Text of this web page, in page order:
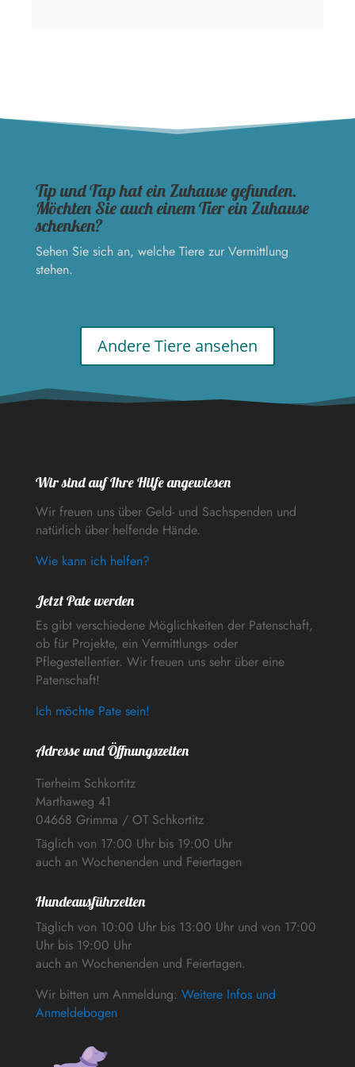
Tip und Tap hat ein Zuhause gefunden.
Möchten Sie auch einem Tier ein Zuhause
schenken?
Sehen Sie sich an, welche Tiere zur Vermittlung
stehen.
Andere Tiere ansehen
Wir sind auf Ihre Hilfe angewiesen
Wir freuen uns über Geld- und Sachspenden und
natürlich über helfende Hände.
Wie kann ich helfen?
Jetzt Pate werden
Es gibt verschiedene Möglichkeiten der Patenschaft,
ob für Projekte, ein Vermittlungs- oder
Pflegestellentier. Wir freuen uns sehr über eine
Patenschaft!
Ich möchte Pate sein!
Adresse und Öffnungszeiten
Tierheim Schkortitz
Marthaweg 41
04668 Grimma / OT Schkortitz
Täglich von 17:00 Uhr bis 19:00 Uhr
auch an Wochenenden und Feiertagen
Hundeausführzeiten
Täglich von 10:00 Uhr bis 13:00 Uhr und von 17:00
Uhr bis 19:00 Uhr
auch an Wochenenden und Feiertagen.
Wir bitten um Anmeldung: Weitere Infos und
Anmeldebogen